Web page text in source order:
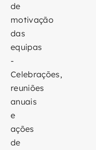
de
motivação
das
equipas
-
Celebrações,
reuniões
anuais
e
ações
de